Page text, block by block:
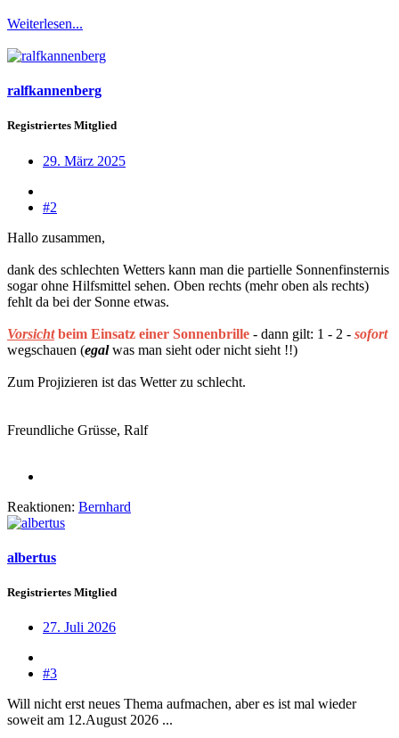
Weiterlesen...
ralfkannenberg
Registriertes Mitglied
29. März 2025
#2
Hallo zusammen,
dank des schlechten Wetters kann man die partielle Sonnenfinsternis
sogar ohne Hilfsmittel sehen. Oben rechts (mehr oben als rechts)
fehlt da bei der Sonne etwas.
Vorsichtbeim Einsatz einer Sonnenbrille - dann gilt: 1 - 2 - sofort
wegschauen (egalwas man sieht oder nicht sieht !!)
Zum Projizieren ist das Wetter zu schlecht.
Freundliche Grüsse, Ralf
Reaktionen: Bernhard
albertus
Registriertes Mitglied
27. Juli 2026
#3
Will nicht erst neues Thema aufmachen, aber es ist mal wieder
soweit am 12.August 2026 ...